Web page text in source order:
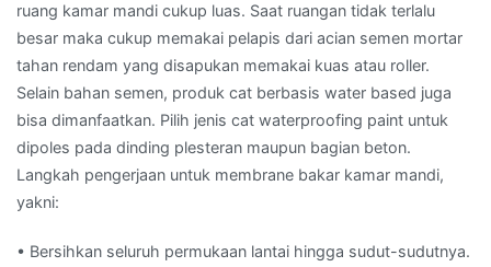
ruang kamar mandi cukup luas. Saat ruangan tidak terlalu
besar maka cukup memakai pelapis dari acian semen mortar
tahan rendam yang disapukan memakai kuas atau roller.
Selain bahan semen, produk cat berbasis water based juga
bisa dimanfaatkan. Pilih jenis cat waterproofing paint untuk
dipoles pada dinding plesteran maupun bagian beton.
Langkah pengerjaan untuk membrane bakar kamar mandi,
yakni:
• Bersihkan seluruh permukaan lantai hingga sudut-sudutnya.